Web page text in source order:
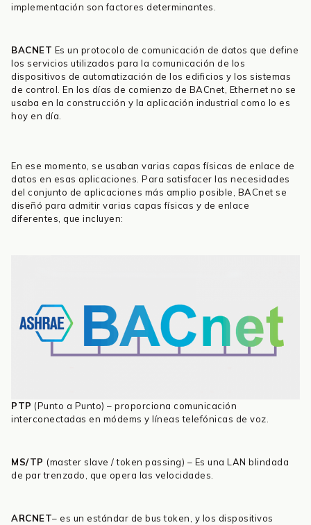
implementación son factores determinantes.
BACNET Es un protocolo de comunicación de datos que define
los servicios utilizados para la comunicación de los
dispositivos de automatización de los edificios y los sistemas
de control. En los días de comienzo de BACnet, Ethernet no se
usaba en la construcción y la aplicación industrial como lo es
hoy en día.
En ese momento, se usaban varias capas físicas de enlace de
datos en esas aplicaciones. Para satisfacer las necesidades
del conjunto de aplicaciones más amplio posible, BACnet se
diseñó para admitir varias capas físicas y de enlace
diferentes, que incluyen:
PTP (Punto a Punto) – proporciona comunicación
interconectadas en módems y líneas telefónicas de voz.
MS/TP (master slave / token passing) – Es una LAN blindada
de par trenzado, que opera las velocidades.
ARCNET– es un estándar de bus token, y los dispositivos